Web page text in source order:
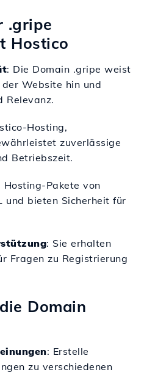
.gripe
Hostico
: Die Domain .gripe weist
Website hin und
Relevanz.
Hosting,
zuverlässige
Betriebszeit.
Hosting-Pakete von
und bieten Sicherheit für
: Sie erhalten
Fragen zu Registrierung
Domain
: Erstelle
zu verschiedenen